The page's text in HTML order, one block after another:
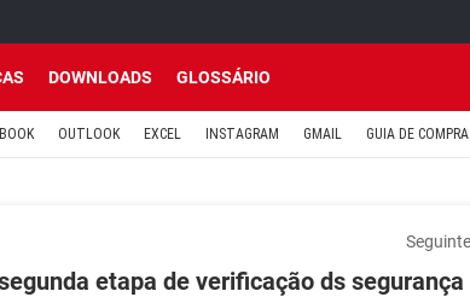
DOWNLOADS GLOSSÁRIO
OUTLOOK EXCEL INSTAGRAM GMAIL GUIA DE
Seguinte
etapa de verificação ds segurança